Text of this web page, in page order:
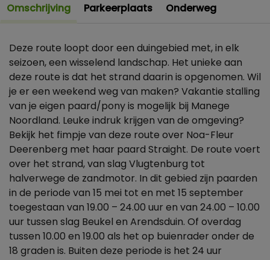
Omschrijving Parkeerplaats Onderweg
Deze route loopt door een duingebied met, in elk
seizoen, een wisselend landschap. Het unieke aan
deze route is dat het strand daarin is opgenomen. Wil
je er een weekend weg van maken? Vakantie stalling
van je eigen paard/pony is mogelijk bij Manege
Noordland. Leuke indruk krijgen van de omgeving?
Bekijk het fimpje van deze route over Noa-Fleur
Deerenberg met haar paard Straight. De route voert
over het strand, van slag Vlugtenburg tot
halverwege de zandmotor. In dit gebied zijn paarden
in de periode van 15 mei tot en met 15 september
toegestaan van 19.00 – 24.00 uur en van 24.00 – 10.00
uur tussen slag Beukel en Arendsduin. Of overdag
tussen 10.00 en 19.00 als het op buienrader onder de
18 graden is. Buiten deze periode is het 24 uur